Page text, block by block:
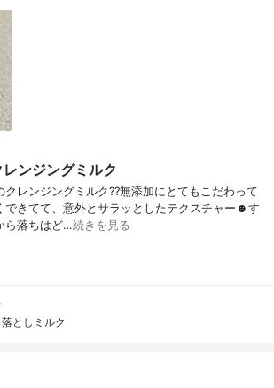
ンジングミルク
レンジングミルク??無添加にとてもこだわって
できてて、意外とサラッとしたテクスチャー☻す
ら落ちはど…続きを見る
としミルク